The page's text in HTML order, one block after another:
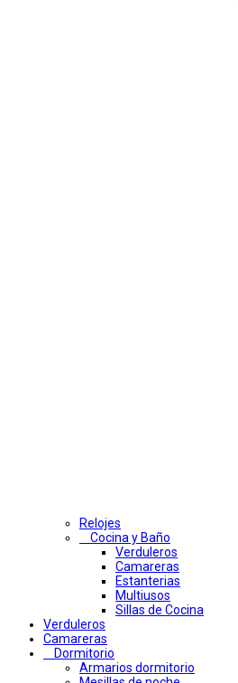
Relojes
Cocina y Baño
Verduleros
Camareras
Estanterias
Multiusos
Sillas de Cocina
Verduleros
Camareras
Dormitorio
Armarios dormitorio